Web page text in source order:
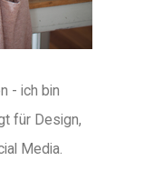
- ich bin
für Design,
Media.